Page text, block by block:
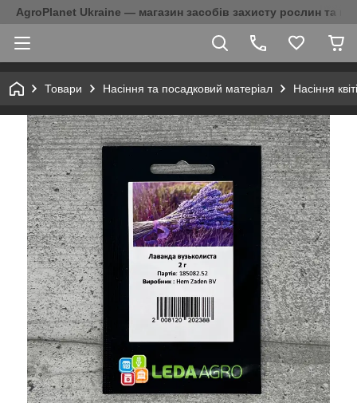
AgroPlanet Ukraine — магазин засобів захисту рослин та
Товари Насіння та посадковий матеріал Насіння